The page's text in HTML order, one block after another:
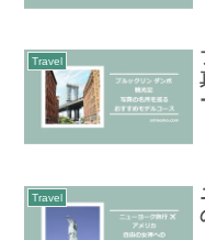
Travel
Travel